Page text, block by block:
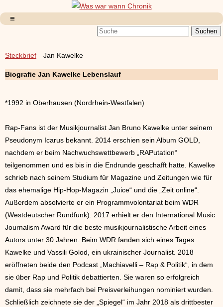
Steckbrief Jan Kawelke
Biografie Jan Kawelke Lebenslauf
*1992 in Oberhausen (Nordrhein-Westfalen)
Rap-Fans ist der Musikjournalist Jan Bruno Kawelke unter seinem
Pseudonym Icarus bekannt. 2014 erschien sein Album GOLD,
nachdem er beim Nachwuchswettbewerb „RAPutation“
teilgenommen und es bis in die Endrunde geschafft hatte. Kawelke
schrieb nach seinem Studium für Magazine und Zeitungen wie für
das ehemalige Hip-Hop-Magazin „Juice“ und die „Zeit online“.
Außerdem absolvierte er ein Programmvolontariat beim WDR
(Westdeutscher Rundfunk). 2017 erhielt er den International Music
Journalism Award für die beste musikjournalistische Arbeit eines
Autors unter 30 Jahren. Beim WDR fanden sich eines Tages
Kawelke und Vassili Golod, ein ukrainischer Journalist. 2018
eröffneten beide den Podcast „Machiavelli – Rap & Politik“, in dem
sie über Rap und Politik debattierten. Sie waren so erfolgreich
damit, dass sie mehrfach bei Preisverleihungen nominiert wurden.
Schließlich zeichnete sie der „Spiegel“ im Jahr 2018 als drittbester